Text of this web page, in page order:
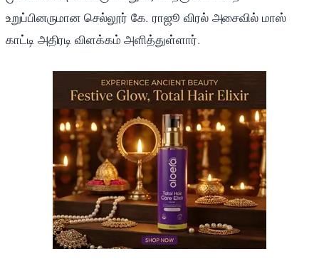
உறுப்பினருமான செல்லூர் கே. ராஜூ விரல் அசைவில் மாஸ்
காட்டி அதிரடி விளக்கம் அளித்துள்ளார்.